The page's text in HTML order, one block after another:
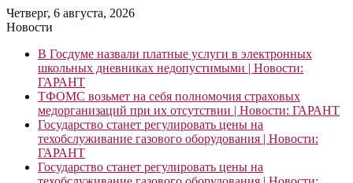
Четверг, 6 августа, 2026
Новости
В Госдуме назвали платные услуги в электронных
школьных дневниках недопустимыми | Новости:
ГАРАНТ
ТФОМС возьмет на себя полномочия страховых
медорганизаций при их отсутствии | Новости: ГАРАНТ
Государство станет регулировать цены на
техобслуживание газового оборудования | Новости:
ГАРАНТ
Государство станет регулировать цены на